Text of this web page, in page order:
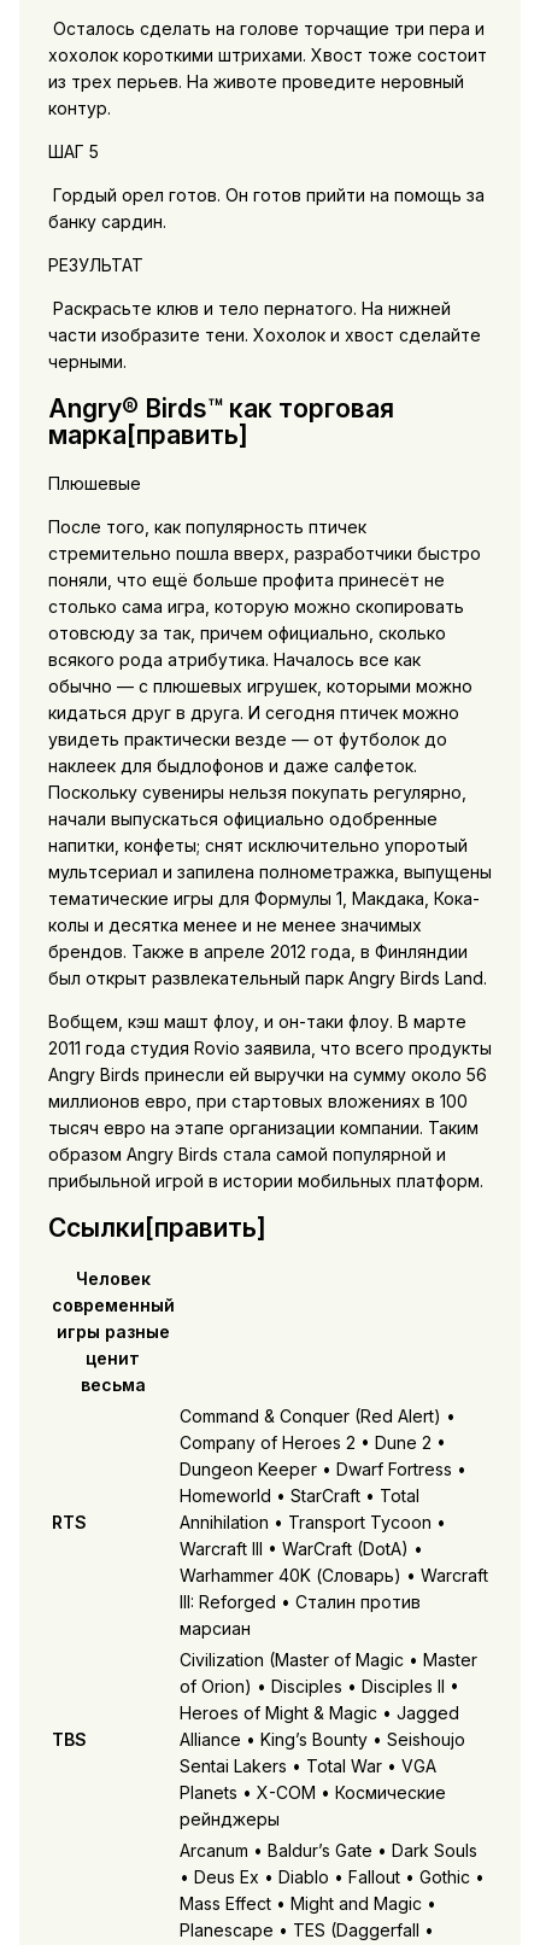
Осталось сделать на голове торчащие три пера и
хохолок короткими штрихами. Хвост тоже состоит
из трех перьев. На животе проведите неровный
контур.
ШАГ 5
Гордый орел готов. Он готов прийти на помощь за
банку сардин.
РЕЗУЛЬТАТ
Раскрасьте клюв и тело пернатого. На нижней
части изобразите тени. Хохолок и хвост сделайте
черными.
Angry® Birds™ как торговая
марка[править]
Плюшевые
После того, как популярность птичек
стремительно пошла вверх, разработчики быстро
поняли, что ещё больше профита принесёт не
столько сама игра, которую можно скопировать
отовсюду за так, причем официально, сколько
всякого рода атрибутика. Началось все как
обычно — с плюшевых игрушек, которыми можно
кидаться друг в друга. И сегодня птичек можно
увидеть практически везде — от футболок до
наклеек для быдлофонов и даже салфеток.
Поскольку сувениры нельзя покупать регулярно,
начали выпускаться официально одобренные
напитки, конфеты; снят исключительно упоротый
мультсериал и запилена полнометражка, выпущены
тематические игры для Формулы 1, Макдака, Кока-
колы и десятка менее и не менее значимых
брендов. Также в апреле 2012 года, в Финляндии
был открыт развлекательный парк Angry Birds Land.
Вобщем, кэш машт флоу, и он-таки флоу. В марте
2011 года студия Rovio заявила, что всего продукты
Angry Birds принесли ей выручки на сумму около 56
миллионов евро, при стартовых вложениях в 100
тысяч евро на этапе организации компании. Таким
образом Angry Birds стала самой популярной и
прибыльной игрой в истории мобильных платформ.
Ссылки[править]
Человек
современный
игры разные
ценит
весьма
RTS
Command & Conquer (Red Alert) •
Company of Heroes 2 • Dune 2 •
Dungeon Keeper • Dwarf Fortress •
Homeworld • StarCraft • Total
Annihilation • Transport Tycoon •
Warcraft III • WarCraft (DotA) •
Warhammer 40K (Словарь) • Warcraft
III: Reforged • Сталин против
марсиан
TBS
Civilization (Master of Magic • Master
of Orion) • Disciples • Disciples II •
Heroes of Might & Magic • Jagged
Alliance • King’s Bounty • Seishoujo
Sentai Lakers • Total War • VGA
Planets • X-COM • Космические
рейнджеры
Arcanum • Baldur’s Gate • Dark Souls
• Deus Ex • Diablo • Fallout • Gothic •
Mass Effect • Might and Magic •
Planescape • TES (Daggerfall •